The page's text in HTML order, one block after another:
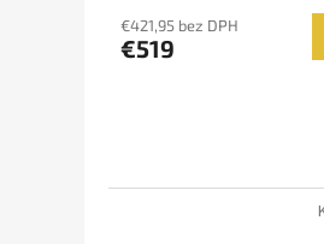
€421,95 bez DPH
€519